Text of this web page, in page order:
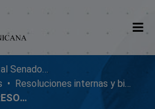
Repositorio Digital SenadoRD
Resoluciones internas y bicamerales
01888-APROBADA-RESOLUCION RECHAZA ABUSOS EN NIGERIA